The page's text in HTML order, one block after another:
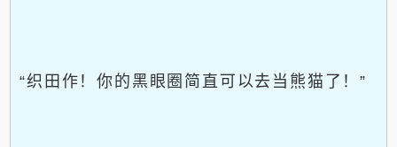
“织田作！你的黑眼圈简直可以去当熊猫了！”